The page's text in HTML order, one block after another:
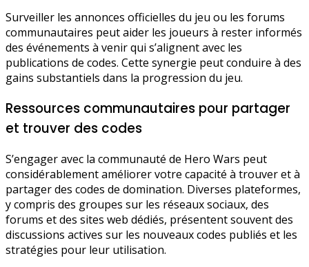
Surveiller les annonces officielles du jeu ou les forums
communautaires peut aider les joueurs à rester informés
des événements à venir qui s’alignent avec les
publications de codes. Cette synergie peut conduire à des
gains substantiels dans la progression du jeu.
Ressources communautaires pour partager
et trouver des codes
S’engager avec la communauté de Hero Wars peut
considérablement améliorer votre capacité à trouver et à
partager des codes de domination. Diverses plateformes,
y compris des groupes sur les réseaux sociaux, des
forums et des sites web dédiés, présentent souvent des
discussions actives sur les nouveaux codes publiés et les
stratégies pour leur utilisation.